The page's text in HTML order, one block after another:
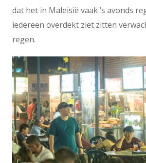
dat het in Maleisië vaak ’s avonds
iedereen overdekt ziet zitten
regen.